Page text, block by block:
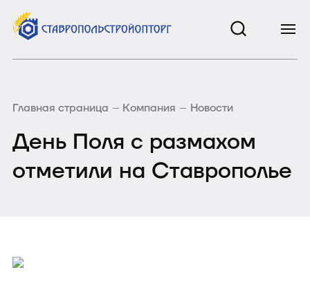
Главная страница Компания Новости
День Поля с размахом
отметили на Ставрополье